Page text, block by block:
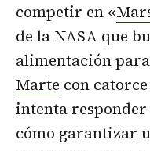
competir en «
de la NASA que
alimentación
Marte con
intenta
cómo garantizar